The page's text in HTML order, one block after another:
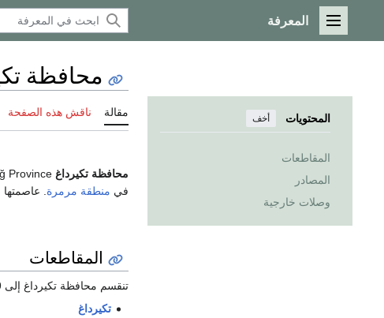
القائمة الرئيسية
المعرفة
المحتويات أخف
المقاطعات
المصادر
وصلات خارجية
محافظة
مقالة ناقش هذه الصفحة
محافظة تكيرداغ
في منطقة مرمرة . عاصمتها
المقاطعات
تنقسم محافظة تكيرداغ إلى 9
تكيرداغ